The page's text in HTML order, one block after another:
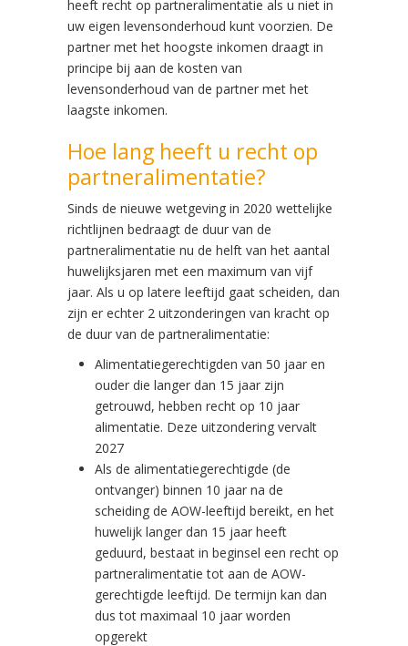
heeft recht op partneralimentatie als u niet in
uw eigen levensonderhoud kunt voorzien. De
partner met het hoogste inkomen draagt in
principe bij aan de kosten van
levensonderhoud van de partner met het
laagste inkomen.
Hoe lang heeft u recht op
partneralimentatie?
Sinds de nieuwe wetgeving in 2020 wettelijke
richtlijnen bedraagt de duur van de
partneralimentatie nu de helft van het aantal
huwelijksjaren met een maximum van vijf
jaar. Als u op latere leeftijd gaat scheiden, dan
zijn er echter 2 uitzonderingen van kracht op
de duur van de partneralimentatie:
Alimentatiegerechtigden van 50 jaar en
ouder die langer dan 15 jaar zijn
getrouwd, hebben recht op 10 jaar
alimentatie. Deze uitzondering vervalt
2027
Als de alimentatiegerechtigde (de
ontvanger) binnen 10 jaar na de
scheiding de AOW-leeftijd bereikt, en het
huwelijk langer dan 15 jaar heeft
geduurd, bestaat in beginsel een recht op
partneralimentatie tot aan de AOW-
gerechtigde leeftijd. De termijn kan dan
dus tot maximaal 10 jaar worden
opgerekt